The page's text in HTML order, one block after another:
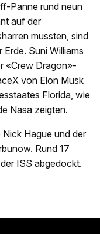
Panne rund neun
auf der
mussten, sind
Suni Williams
«Crew Dragon»-
von Elon Musk
Florida, wie
Nasa zeigten.
Hague und der
Rund 17
ISS abgedockt.